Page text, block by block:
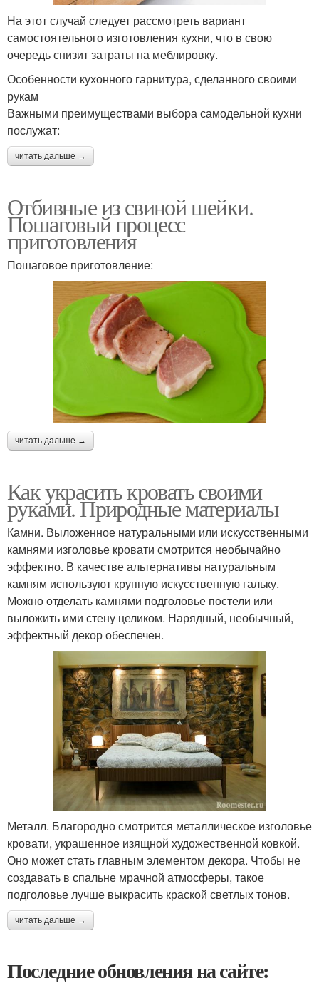
На этот случай следует рассмотреть вариант
самостоятельного изготовления кухни, что в свою
очередь снизит затраты на меблировку.
Особенности кухонного гарнитура, сделанного своими
рукам
Важными преимуществами выбора самодельной кухни
послужат:
читать дальше →
Отбивные из свиной шейки.
Пошаговый процесс
приготовления
Пошаговое приготовление:
читать дальше →
Как украсить кровать своими
руками. Природные материалы
Камни. Выложенное натуральными или искусственными
камнями изголовье кровати смотрится необычайно
эффектно. В качестве альтернативы натуральным
камням используют крупную искусственную гальку.
Можно отделать камнями подголовье постели или
выложить ими стену целиком. Нарядный, необычный,
эффектный декор обеспечен.
Металл. Благородно смотрится металлическое изголовье
кровати, украшенное изящной художественной ковкой.
Оно может стать главным элементом декора. Чтобы не
создавать в спальне мрачной атмосферы, такое
подголовье лучше выкрасить краской светлых тонов.
читать дальше →
Последние обновления на сайте: